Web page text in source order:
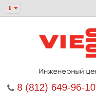
8 (812) 649-96-10